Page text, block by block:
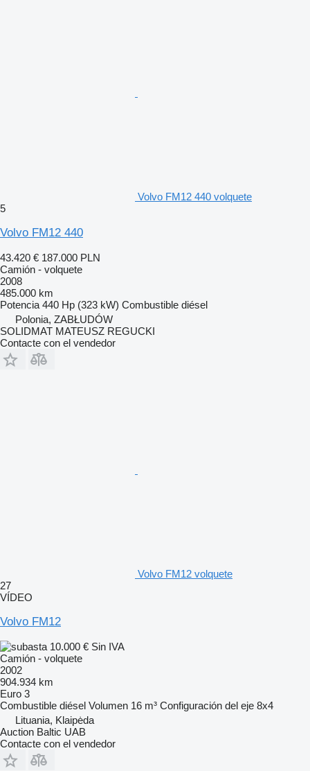
Volvo FM12 440 volquete
5
Volvo FM12 440
43.420 € 187.000 PLN
Camión - volquete
2008
485.000 km
Potencia 440 Hp (323 kW) Combustible diésel
Polonia, ZABŁUDÓW
SOLIDMAT MATEUSZ REGUCKI
Contacte con el vendedor
Volvo FM12 volquete
27
VÍDEO
Volvo FM12
10.000 € Sin IVA
Camión - volquete
2002
904.934 km
Euro 3
Combustible diésel Volumen 16 m³ Configuración del eje 8x4
Lituania, Klaipėda
Auction Baltic UAB
Contacte con el vendedor